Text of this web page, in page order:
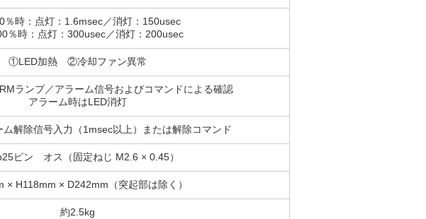
％時：点灯：1.6msec／消灯：150usec
％時：点灯：300usec／消灯：200usec
①LED加熱 ②冷却ファン異常
ランプ／アラーム信号およびコマンドによる確認
アラーム時はLED消灯
解除信号入力（1msec以上）または解除コマンド
ピン オス（固定ねじ M2.6 × 0.45）
× H118mm × D242mm（突起部は除く）
約2.5kg